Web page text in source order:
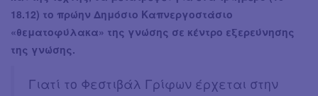
18.12) το πρώην Δημόσιο Καπνεργοστάσιο
«θεματοφύλακα» της γνώσης σε κέντρο εξερεύνησης
της γνώσης.
Γιατί το Φεστιβάλ Γρίφων έρχεται στην